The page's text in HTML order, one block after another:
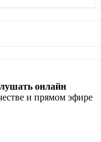
онлайн
и прямом эфире